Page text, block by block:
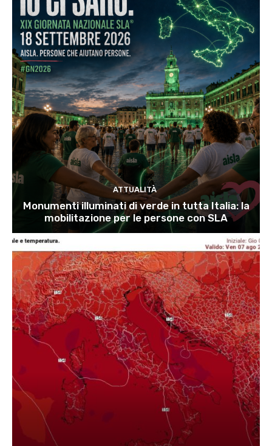
ATTUALITÀ
Monumenti illuminati di verde in tutta Italia: la
mobilitazione per le persone con SLA